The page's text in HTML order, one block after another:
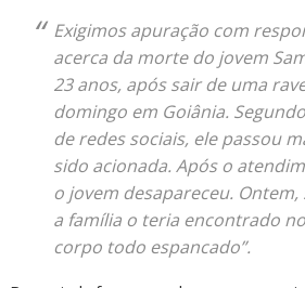
Exigimos apuração com
acerca da morte do jovem
23 anos, após sair de uma
domingo em Goiânia.
de redes sociais, ele passou
sido acionada. Após o
o jovem desapareceu. Ontem,
a família o teria encontrado
corpo todo espancado”.